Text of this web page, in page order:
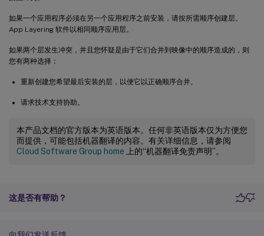
如果一个应用程序必须在另一个应用程序之前安装，请按所需顺序创建层。
App Layering 软件以相同顺序应用层。
如果两个层发生冲突，并且您怀疑是由于它们合并到映像中的顺序造成的，则
您有两种选择：
重新创建您希望最后安装的层，以便它以正确顺序合并。
请求技术支持协助。
本产品文档的官方版本为英语版本。任何非英语版本仅为方便您
而提供，可能包括机器翻译的内容。有关详细信息，请参阅
Cloud Software Group home 上的“机器翻译免责声明”。
这是否有帮助？